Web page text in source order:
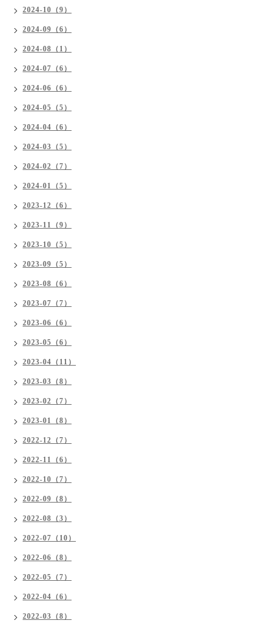
2024-10（9）
2024-09（6）
2024-08（1）
2024-07（6）
2024-06（6）
2024-05（5）
2024-04（6）
2024-03（5）
2024-02（7）
2024-01（5）
2023-12（6）
2023-11（9）
2023-10（5）
2023-09（5）
2023-08（6）
2023-07（7）
2023-06（6）
2023-05（6）
2023-04（11）
2023-03（8）
2023-02（7）
2023-01（8）
2022-12（7）
2022-11（6）
2022-10（7）
2022-09（8）
2022-08（3）
2022-07（10）
2022-06（8）
2022-05（7）
2022-04（6）
2022-03（8）